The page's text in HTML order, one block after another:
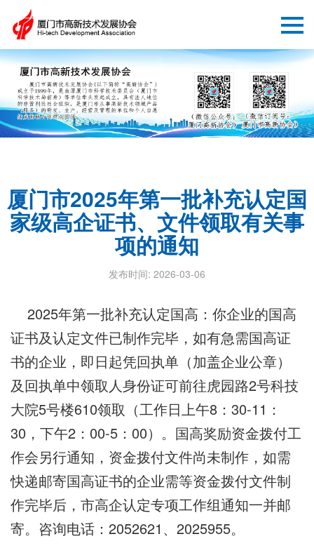
厦门市2025年第一批补充认定国
家级高企证书、文件领取有关事
项的通知
发布时间: 2026-03-06
2025年第一批补充认定国高：你企业的国高
证书及认定文件已制作完毕，如有急需国高证
书的企业，即日起凭回执单（加盖企业公章）
及回执单中领取人身份证可前往虎园路2号科技
大院5号楼610领取（工作日上午8：30-11：
30，下午2：00-5：00）。国高奖励资金拨付工
作会另行通知，资金拨付文件尚未制作，如需
快递邮寄国高证书的企业需等资金拨付文件制
作完毕后，市高企认定专项工作组通知一并邮
寄。咨询电话：2052621、2025955。